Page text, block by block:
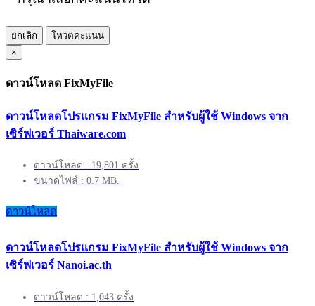
ยกเลิก
โหวตคะแนน
×
ดาวน์โหลด FixMyFile
ดาวน์โหลดโปรแกรม FixMyFile สำหรับผู้ใช้ Windows จาก
เซิร์ฟเวอร์ Thaiware.com
ดาวน์โหลด : 19,801 ครั้ง
ขนาดไฟล์ : 0.7 MB.
ดาวน์โหลด
ดาวน์โหลดโปรแกรม FixMyFile สำหรับผู้ใช้ Windows จาก
เซิร์ฟเวอร์ Nanoi.ac.th
ดาวน์โหลด : 1,043 ครั้ง